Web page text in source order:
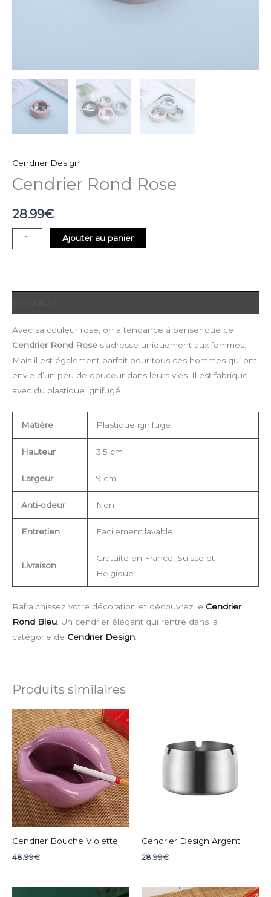
Cendrier Design
Cendrier Rond Rose
28.99€
Ajouter au panier
Avec sa couleur rose, on a tendance à penser que ce
Cendrier Rond Rose s’adresse uniquement aux femmes.
Mais il est également parfait pour tous ces hommes qui ont
envie d’un peu de douceur dans leurs vies. Il est fabriqué
avec du plastique ignifugé.
Matière Plastique ignifugé
Hauteur 3.5 cm
Largeur 9 cm
Anti-odeur Non
Entretien Facilement lavable
Livraison
Gratuite en France, Suisse et
Belgique
Rafraichissez votre décoration et découvrez le Cendrier
Rond Bleu . Un cendrier élégant qui rentre dans la
catégorie de Cendrier Design
Produits similaires
Cendrier Bouche Violette
48.99€
Cendrier Design Argent
28.99€